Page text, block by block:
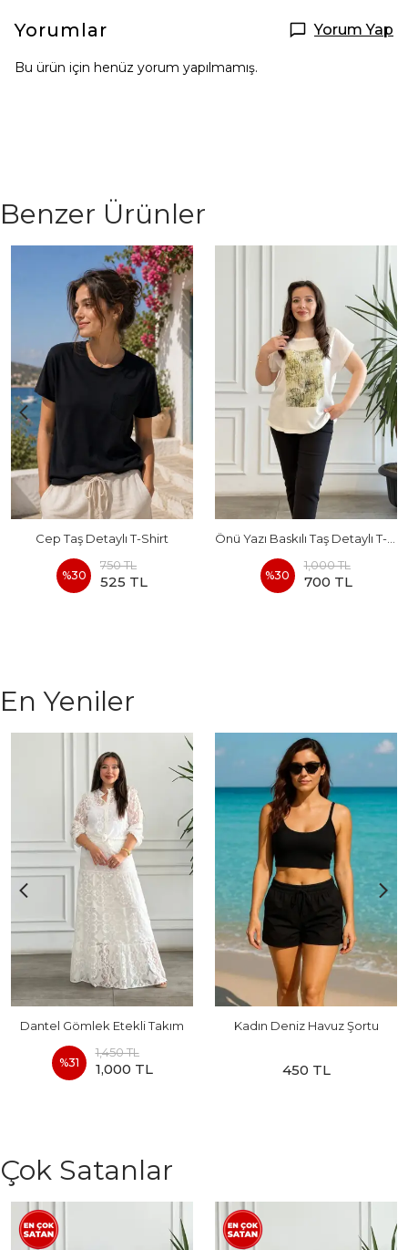
Yorumlar Yorum Yap
Bu ürün için henüz yorum yapılmamış.
Benzer Ürünler
Cep Taş Detaylı T-Shirt
%30
750 TL
525 TL %30
1,000 TL
700 TL
En Yeniler
Dantel Gömlek Etekli Takım
%31
1,450 TL
1,000 TL
Kadın Deniz Havuz Şortu
450 TL
Çok Satanlar